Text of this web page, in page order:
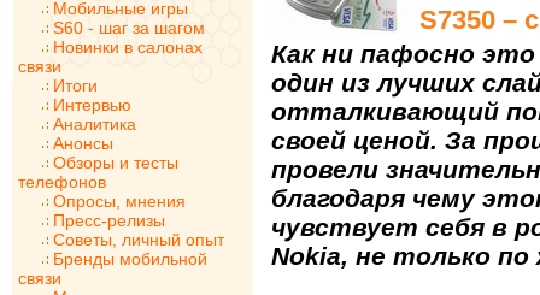
Мобильные игры
S60 - шаг за шагом
Новинки в салонах
связи
Итоги
Интервью
Аналитика
Анонсы
Обзоры и тесты
телефонов
Опросы, мнения
Пресс-релизы
Советы, личный опыт
Бренды мобильной
связи
S7350 –
Как ни пафосно
один из лучших
отталкивающий
своей ценой. За
провели
благодаря чему
чувствует себя в
Nokia, не только